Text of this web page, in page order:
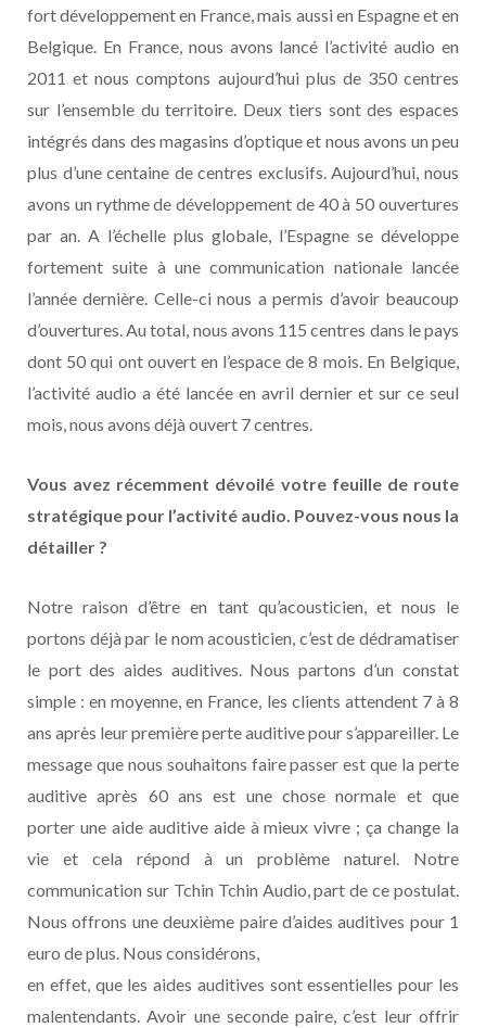
fort développement en France, mais aussi en Espagne et en
Belgique. En France, nous avons lancé l’activité audio en
2011 et nous comptons aujourd’hui plus de 350 centres
sur l’ensemble du territoire. Deux tiers sont des espaces
intégrés dans des magasins d’optique et nous avons un peu
plus d’une centaine de centres exclusifs. Aujourd’hui, nous
avons un rythme de développement de 40 à 50 ouvertures
par an. A l’échelle plus globale, l’Espagne se développe
fortement suite à une communication nationale lancée
l’année dernière. Celle-ci nous a permis d’avoir beaucoup
d’ouvertures. Au total, nous avons 115 centres dans le pays
dont 50 qui ont ouvert en l’espace de 8 mois. En Belgique,
l’activité audio a été lancée en avril dernier et sur ce seul
mois, nous avons déjà ouvert 7 centres.
Vous avez récemment dévoilé votre feuille de route
stratégique pour l’activité audio. Pouvez-vous nous la
détailler ?
Notre raison d’être en tant qu’acousticien, et nous le
portons déjà par le nom acousticien, c’est de dédramatiser
le port des aides auditives. Nous partons d’un constat
simple : en moyenne, en France, les clients attendent 7 à 8
ans après leur première perte auditive pour s’appareiller. Le
message que nous souhaitons faire passer est que la perte
auditive après 60 ans est une chose normale et que
porter une aide auditive aide à mieux vivre ; ça change la
vie et cela répond à un problème naturel. Notre
communication sur Tchin Tchin Audio, part de ce postulat.
Nous offrons une deuxième paire d’aides auditives pour 1
euro de plus. Nous considérons,
en effet, que les aides auditives sont essentielles pour les
malentendants. Avoir une seconde paire, c’est leur offrir